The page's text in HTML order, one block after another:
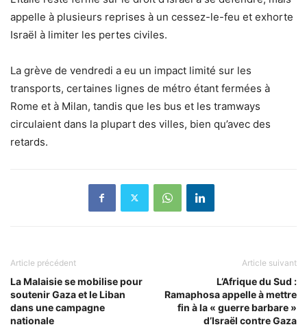
appelle à plusieurs reprises à un cessez-le-feu et exhorte
Israël à limiter les pertes civiles.
La grève de vendredi a eu un impact limité sur les
transports, certaines lignes de métro étant fermées à
Rome et à Milan, tandis que les bus et les tramways
circulaient dans la plupart des villes, bien qu’avec des
retards.
Article précédent
La Malaisie se mobilise pour
soutenir Gaza et le Liban
dans une campagne
nationale
Article suivant
L’Afrique du Sud :
Ramaphosa appelle à mettre
fin à la « guerre barbare »
d’Israël contre Gaza